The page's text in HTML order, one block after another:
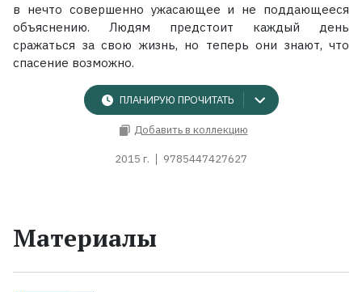
в нечто совершенно ужасающее и не поддающееся
объяснению. Людям предстоит каждый день
сражаться за свою жизнь, но теперь они знают, что
спасение возможно.
ПЛАНИРУЮ ПРОЧИТАТЬ
Добавить в коллекцию
2015 г. 9785447427627
Материалы